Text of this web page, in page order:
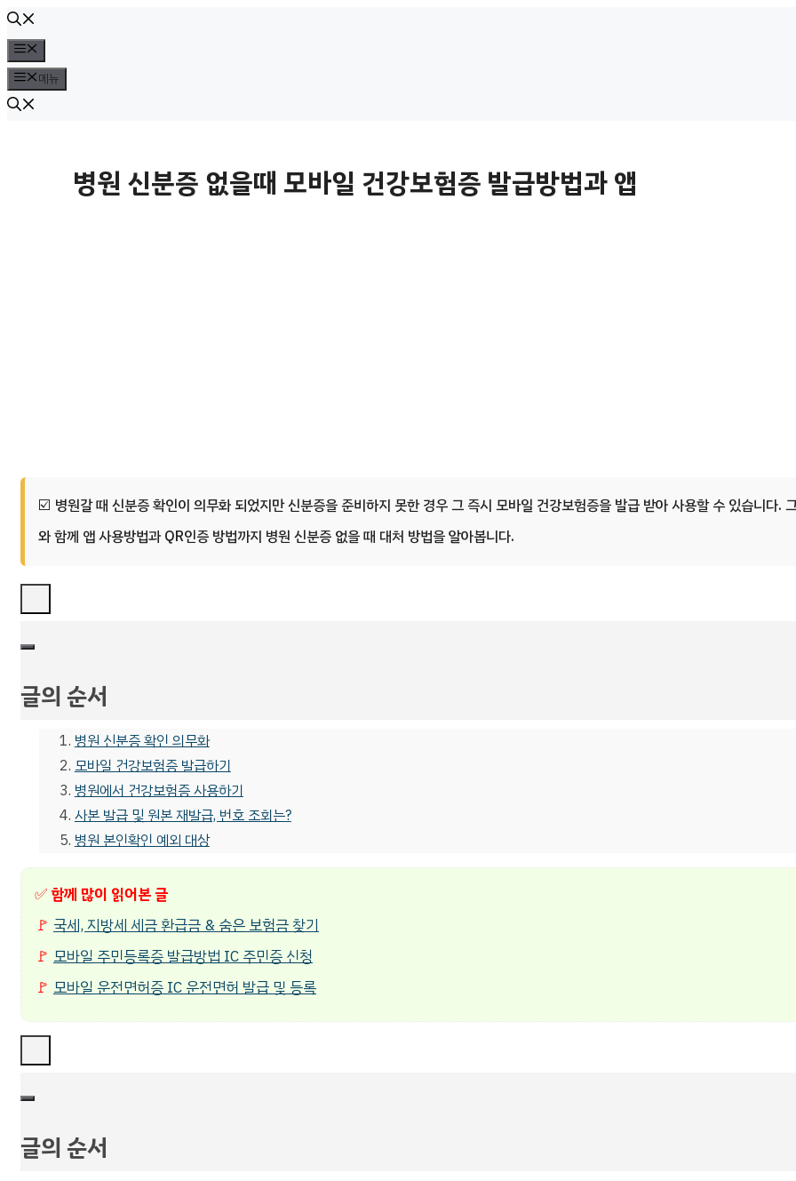
컨
텐
츠
로
뉴
메뉴
병원 신분증 없을때 모바일 건강보험증 발급방법과 앱
병원갈 때 신분증 확인이 의무화 되었지만 신분증을 준비하지 못한 경우 그 즉시 모바일 건강보험증을 발급 받아 사용할 수 있습니다.
와 함께 앱 사용방법과 QR인증 방법까지 병원 신분증 없을 때 대처 방법을 알아봅니다.
글의 순서
병원 신분증 확인 의무화
모바일 건강보험증 발급하기
병원에서 건강보험증 사용하기
사본 발급 및 원본 재발급, 번호 조회는?
병원 본인확인 예외 대상
✅함께 많이 읽어본 글
🚩 국세, 지방세 세금 환급금 & 숨은 보험금 찾기
🚩 모바일 주민등록증 발급방법 IC 주민증 신청
🚩 모바일 운전면허증 IC 운전면허 발급 및 등록
글의 순서